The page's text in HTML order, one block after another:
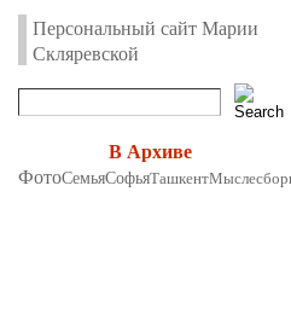
Персональный сайт Марии
Скляревской
В Архиве
ФотоСемьяСофьяТашкент